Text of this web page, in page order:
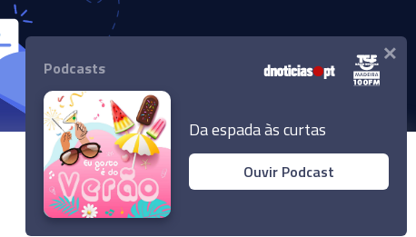
© 2024 Empresa Diário de Notícias, Lda.
Podcasts
Da espada às curtas
Ouvir Podcast
×